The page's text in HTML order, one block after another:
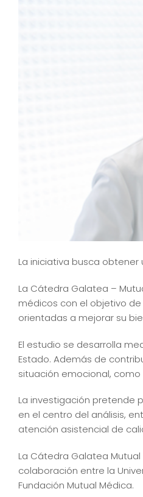
La iniciativa busca
La Cátedra Galatea –
médicos con el objetivo
orientadas a mejorar su
El estudio se desarrolla
Estado. Además de
situación emocional,
La investigación pretende
en el centro del análisis,
atención asistencial de
La Cátedra Galatea
colaboración entre la
Fundación Mutual Médica.